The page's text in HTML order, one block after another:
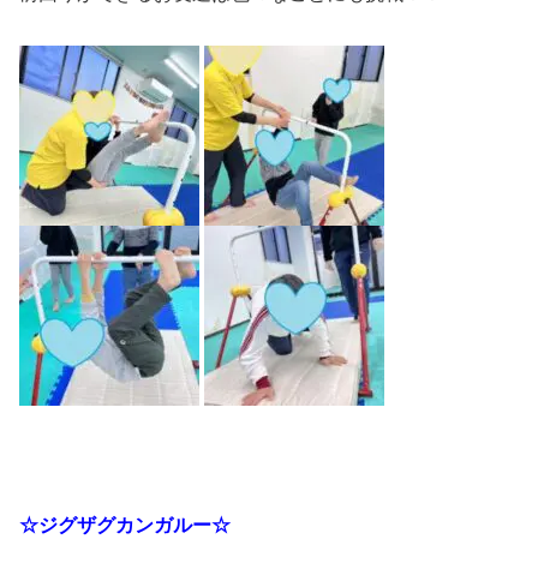
☆ジグザグカンガルー☆